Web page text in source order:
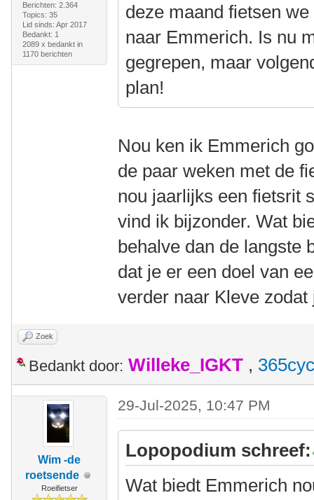
Berichten: 2.364
Topics: 35
Lid sinds: Apr 2017
Bedankt: 1
2089 x bedankt in
1170 berichten
deze maand fietsen
naar Emmerich. Is nu
gegrepen, maar
plan!
Nou ken ik Emmerich
de paar weken met de
nou jaarlijks een fietsrit
vind ik bijzonder. Wat
behalve dan de langste
dat je er een doel van
verder naar Kleve
Zoek
Bedankt door: Willeke_IGKT ,
Wim -de
roetsende
Roeifietser
29-Jul-2025, 10:47 PM
Lopopodium schreef:
Wat biedt Emmerich